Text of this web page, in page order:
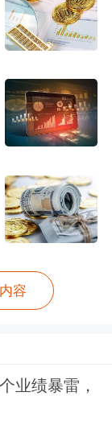
低能耗、
，探索以
绿制绿”模
资源可支
的园区转
园区基础
理等基础
准设计建
施，加快
容
业绩暴雷，